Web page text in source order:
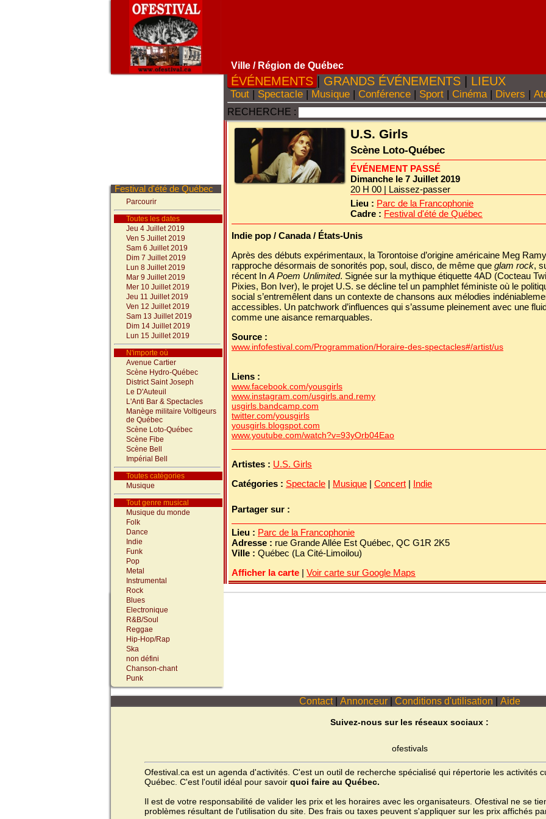
Ville / Région de Québec
Festival d'été de Québec
Parcourir
Toutes les dates
Jeu 4 Juillet 2019
Ven 5 Juillet 2019
Sam 6 Juillet 2019
Dim 7 Juillet 2019
Lun 8 Juillet 2019
Mar 9 Juillet 2019
Mer 10 Juillet 2019
Jeu 11 Juillet 2019
Ven 12 Juillet 2019
Sam 13 Juillet 2019
Dim 14 Juillet 2019
Lun 15 Juillet 2019
N'importe où
Avenue Cartier
Scène Hydro-Québec
District Saint Joseph
Le D'Auteuil
L'Anti Bar & Spectacles
Manège militaire Voltigeurs
de Québec
Scène Loto-Québec
Scène Fibe
Scène Bell
Impérial Bell
Toutes catégories
Musique
Tout genre musical
Musique du monde
Folk
Dance
Indie
Funk
Pop
Metal
Instrumental
Rock
Blues
Electronique
R&B/Soul
Reggae
Hip-Hop/Rap
Ska
non défini
Chanson-chant
Punk
ÉVÉNEMENTS GRANDS ÉVÉNEMENTS LIEUX
Tout | Spectacle | Musique | Conférence | Sport | Cinéma | Divers |
RECHERCHE :
U.S. Girls
Scène Loto-Québec
ÉVÉNEMENT PASSÉ
Dimanche le 7 Juillet 2019
20 H 00 | Laissez-passer
Lieu : Parc de la Francophonie
Cadre : Festival d'été de Québec
Indie pop / Canada / États-Unis
Après des débuts expérimentaux, la Torontoise d’origine américaine Meg
rapproche désormais de sonorités pop, soul, disco, de même que glam rock,
récent In A Poem Unlimited. Signée sur la mythique étiquette 4AD (Cocteau
Pixies, Bon Iver), le projet U.S. se décline tel un pamphlet féministe où le
social s’entremêlent dans un contexte de chansons aux mélodies
accessibles. Un patchwork d’influences qui s’assume pleinement avec une
comme une aisance remarquables.
Source :
www.infofestival.com/Programmation/Horaire-des-spectacles#/artist/us
Liens :
www.facebook.com/yousgirls
www.instagram.com/usgirls.and.remy
usgirls.bandcamp.com
twitter.com/yousgirls
yousgirls.blogspot.com
www.youtube.com/watch?v=93yOrb04Eao
Artistes : U.S. Girls
Catégories : Spectacle | Musique | Concert | Indie
Partager sur :
Lieu : Parc de la Francophonie
Adresse : rue Grande Allée Est Québec, QC G1R 2K5
Ville : Québec (La Cité-Limoilou)
Afficher la carte | Voir carte sur Google Maps
Contact Annonceur Conditions d'utilisation Aide
Suivez-nous sur les réseaux sociaux :
ofestivals
Ofestival.ca est un agenda d'activités. C'est un outil de recherche spécialisé qui répertorie les activités
Québec. C'est l'outil idéal pour savoir quoi faire au Québec.
Il est de votre responsabilité de valider les prix et les horaires avec les organisateurs. Ofestival ne se
problèmes résultant de l'utilisation du site. Des frais ou taxes peuvent s'appliquer sur les prix affichés